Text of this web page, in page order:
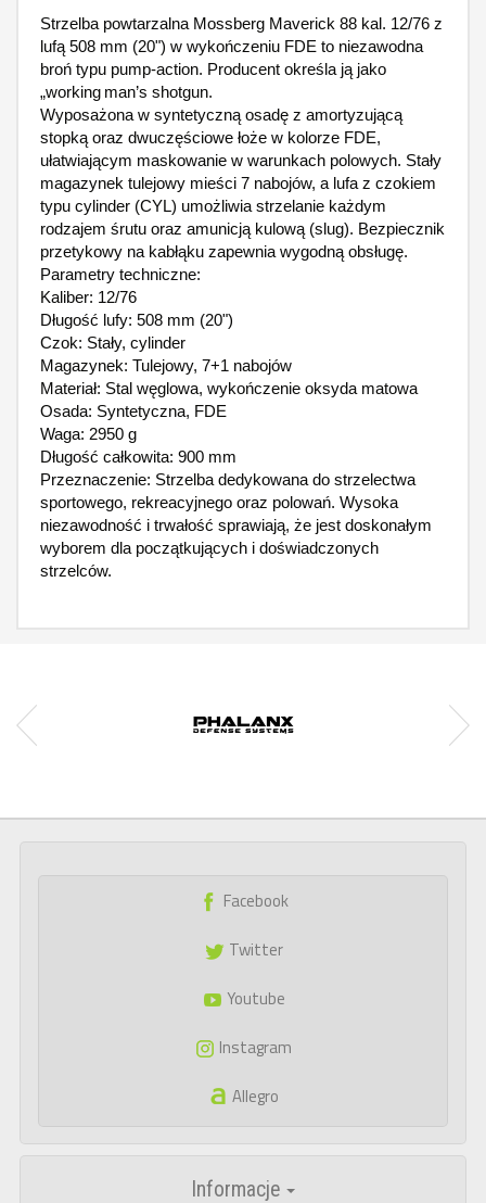
Strzelba powtarzalna Mossberg Maverick 88 kal. 12/76 z
lufą 508 mm (20") w wykończeniu FDE to niezawodna
broń typu pump-action. Producent określa ją jako
„working man’s shotgun.
Wyposażona w syntetyczną osadę z amortyzującą
stopką oraz dwuczęściowe łoże w kolorze FDE,
ułatwiającym maskowanie w warunkach polowych. Stały
magazynek tulejowy mieści 7 nabojów, a lufa z czokiem
typu cylinder (CYL) umożliwia strzelanie każdym
rodzajem śrutu oraz amunicją kulową (slug). Bezpiecznik
przetykowy na kabłąku zapewnia wygodną obsługę.
Parametry techniczne:
Kaliber: 12/76
Długość lufy: 508 mm (20")
Czok: Stały, cylinder
Magazynek: Tulejowy, 7+1 nabojów
Materiał: Stal węglowa, wykończenie oksyda matowa
Osada: Syntetyczna, FDE
Waga: 2950 g
Długość całkowita: 900 mm
Przeznaczenie: Strzelba dedykowana do strzelectwa
sportowego, rekreacyjnego oraz polowań. Wysoka
niezawodność i trwałość sprawiają, że jest doskonałym
wyborem dla początkujących i doświadczonych
strzelców.
Facebook
Twitter
Youtube
Instagram
Allegro
Informacje